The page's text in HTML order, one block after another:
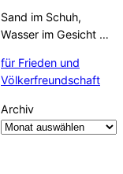
Sand im Schuh,
Wasser im Gesicht …
für Frieden und
Völkerfreundschaft
Archiv